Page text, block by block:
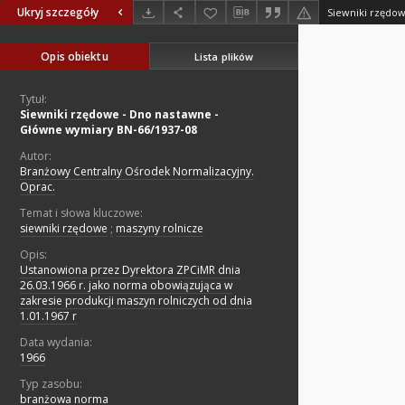
Ukryj szczegóły
Opis obiektu Lista plików
Tytuł:
Siewniki rzędowe - Dno nastawne -
Główne wymiary BN-66/1937-08
Autor:
Branżowy Centralny Ośrodek Normalizacyjny.
Oprac.
Temat i słowa kluczowe:
siewniki rzędowe ; maszyny rolnicze
Opis:
Ustanowiona przez Dyrektora ZPCiMR dnia
26.03.1966 r. jako norma obowiązująca w
zakresie produkcji maszyn rolniczych od dnia
1.01.1967 r
Data wydania:
1966
Typ zasobu:
branżowa norma